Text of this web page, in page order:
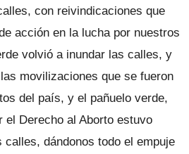
con reivindicaciones que
acción en la lucha por nuestros
volvió a inundar las calles, y
movilizaciones que se fueron
del país, y el pañuelo verde,
el Derecho al Aborto estuvo
calles, dándonos todo el empuje